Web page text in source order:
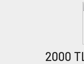
2000